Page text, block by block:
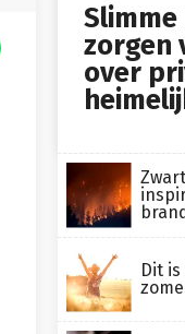
zorgen
over
Dit